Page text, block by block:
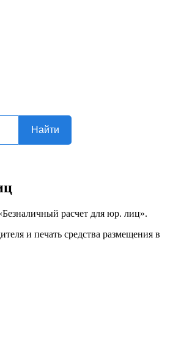
расчет для юр. лиц».
и печать средства размещения в